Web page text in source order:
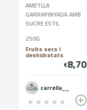
AMETLLA
GARRAPINYADA AMB
SUCRE ESTIL
EMPAQUETADA AMB
BOSSES
BIODEGRADABLES I
100X100 SENSE
250G
Fruits secs i
deshidratats
€8,70
carrella__